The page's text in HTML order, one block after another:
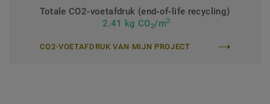
Totale CO2-voetafdruk (end-of-life recycling)
2.41 kg CO2/m2
CO2-VOETAFDRUK VAN MIJN PROJECT